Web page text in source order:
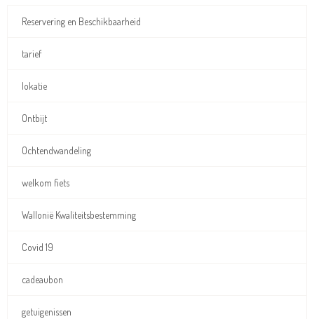
Reservering en Beschikbaarheid
tarief
lokatie
Ontbijt
Ochtendwandeling
welkom fiets
Wallonië Kwaliteitsbestemming
Covid 19
cadeaubon
getuigenissen